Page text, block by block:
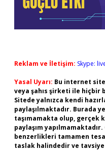
Reklam ve İletişim: Skype:
Yasal Uyarı: Bu internet
veya şahıs şirketi ile hiçbir
Sitede yalnızca kendi
paylaşılmaktadır. Burada
taşımamakta olup, gerçek
paylaşım
benzerlikleri tamamen
taslak halindedir ve